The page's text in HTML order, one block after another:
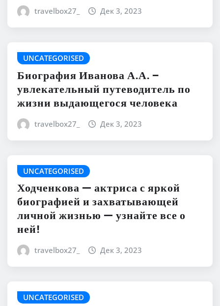
travelbox27_ Дек 3, 2023
UNCATEGORISED
Биография Иванова А.А. –
увлекательный путеводитель по
жизни выдающегося человека
travelbox27_ Дек 3, 2023
UNCATEGORISED
Ходченкова — актриса с яркой
биографией и захватывающей
личной жизнью — узнайте все о
ней!
travelbox27_ Дек 3, 2023
UNCATEGORISED